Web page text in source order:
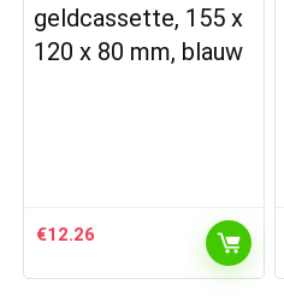
geldcassette, 155 x
120 x 80 mm, blauw
€12.26